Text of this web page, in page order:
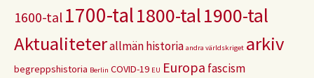
1600-tal 1700-tal1800-tal1900-tal
Aktualiteterallmän historia andra världskriget arkiv
begreppshistoria Berlin COVID-19 EU Europa fascism